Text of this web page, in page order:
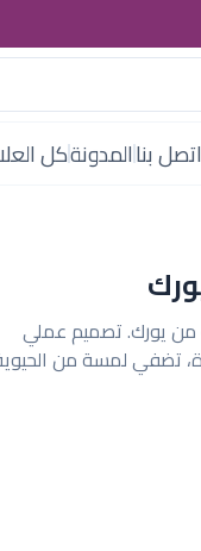
اتصل بناالمدونةكل
من يورك. تصميم عملي
تضفي لمسة من